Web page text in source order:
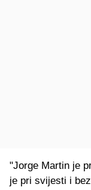
"Jorge Martin je
je pri svijesti i